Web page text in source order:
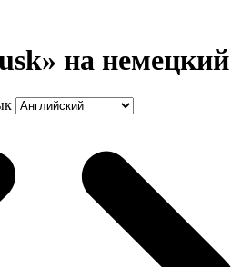
на немецкий